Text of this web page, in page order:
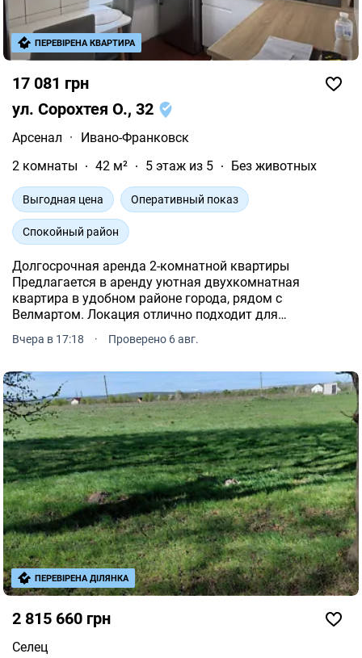
17 081 грн
ул. Сорохтея О., 32
Арсенал ·
Ивано-Франковск
2 комнаты
42 м² 5 этаж из 5 Без животных
Выгодная цена Оперативный показ
Спокойный район
Долгосрочная аренда 2-комнатной квартиры
Предлагается в аренду уютная двухкомнатная
квартира в удобном районе города, рядом с
Велмартом. Локация отлично подходит для
аптеки, остановка общественного транспорта и вся
Вчера в 17:18 · Проверено 6 авг.
ПЕРЕВІРЕНА КВАРТИРА
2 815 660 грн
Селец
ПЕРЕВІРЕНА ДІЛЯНКА